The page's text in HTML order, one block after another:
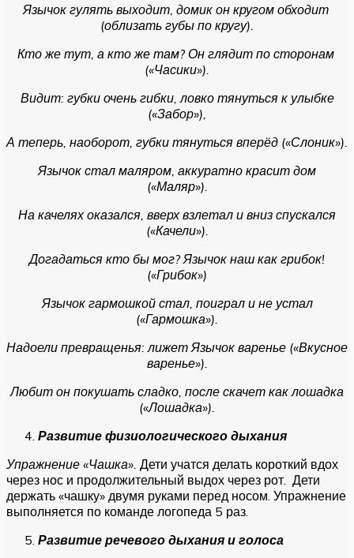
Язычок гулять выходит, домик он кругом обходит
(облизать губы по кругу).
Кто же тут, а кто же там? Он глядит по сторонам
(«Часики»).
Видит: губки очень гибки, ловко тянуться к улыбке
(«Забор»),
А теперь, наоборот, губки тянуться вперёд («Слоник»).
Язычок стал маляром, аккуратно красит дом
(«Маляр»).
На качелях оказался, вверх взлетал и вниз спускался
(«Качели»).
Догадаться кто бы мог? Язычок наш как грибок!
(«Грибок»)
Язычок гармошкой стал, поиграл и не устал
(«Гармошка»).
Надоели превращенья: лижет Язычок варенье («Вкусное
варенье»).
Любит он покушать сладко, после скачет как лошадка
(«Лошадка»).
Развитие физиологического дыхания
Упражнение «Чашка». Дети учатся делать короткий вдох
через нос и продолжительный выдох через рот. Дети
держать «чашку» двумя руками перед носом. Упражнение
выполняется по команде логопеда 5 раз.
Развитие речевого дыхания и голоса